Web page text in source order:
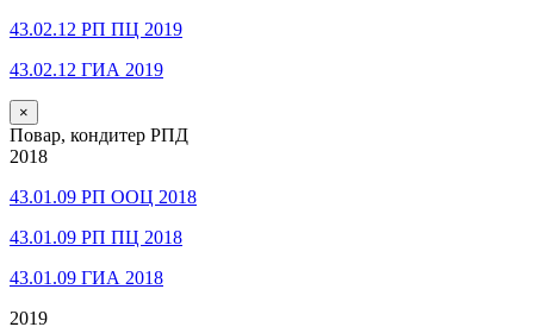
43.02.12 РП ПЦ 2019
43.02.12 ГИА 2019
×
Повар, кондитер РПД
2018
43.01.09 РП ООЦ 2018
43.01.09 РП ПЦ 2018
43.01.09 ГИА 2018
2019